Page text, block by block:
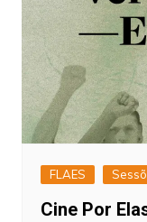
FLAES
Cine Por